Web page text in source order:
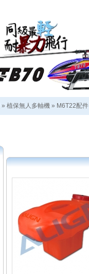
» 植保無人多軸機 » M6T22配件